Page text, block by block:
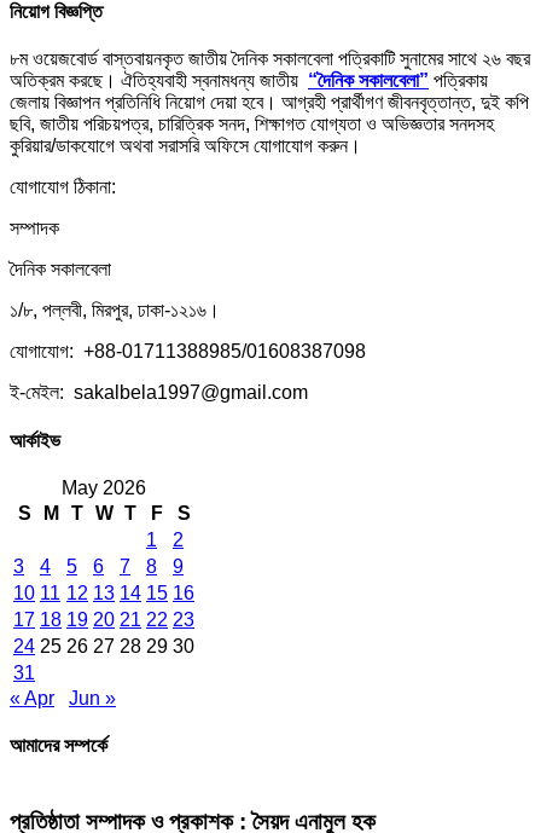
নিয়োগ বিজ্ঞপ্তি
৮ম ওয়েজবোর্ড বাস্তবায়নকৃত জাতীয় দৈনিক সকালবেলা পত্রিকাটি সুনামের সাথে ২৬ বছর
অতিক্রম করছে। ঐতিহ্যবাহী স্বনামধন্য জাতীয় “দৈনিক সকালবেলা” পত্রিকায়
জেলায় বিজ্ঞাপন প্রতিনিধি নিয়োগ দেয়া হবে। আগ্রহী প্রার্থীগণ জীবনবৃত্তান্ত, দুই কপি
ছবি, জাতীয় পরিচয়পত্র, চারিত্রিক সনদ, শিক্ষাগত যোগ্যতা ও অভিজ্ঞতার সনদসহ
কুরিয়ার/ডাকযোগে অথবা সরাসরি অফিসে যোগাযোগ করুন।
যোগাযোগ ঠিকানা:
সম্পাদক
দৈনিক সকালবেলা
১/৮, পল্লবী, মিরপুর, ঢাকা-১২১৬।
যোগাযোগ: +88-01711388985/01608387098
ই-মেইল: sakalbela1997@gmail.com
আর্কাইভ
May 2026
S
M T W T F
S
1
2
3
4 5 6 7 8
9
10 11 12 13 14 15 16
17 18 19 20 21 22 23
24 25 26 27 28 29 30
31
« Apr
Jun »
আমাদের সম্পর্কে
প্রতিষ্ঠাতা সম্পাদক ও প্রকাশক : সৈয়দ এনামুল হক